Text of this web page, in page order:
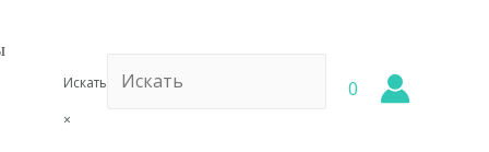
Искать
×
0